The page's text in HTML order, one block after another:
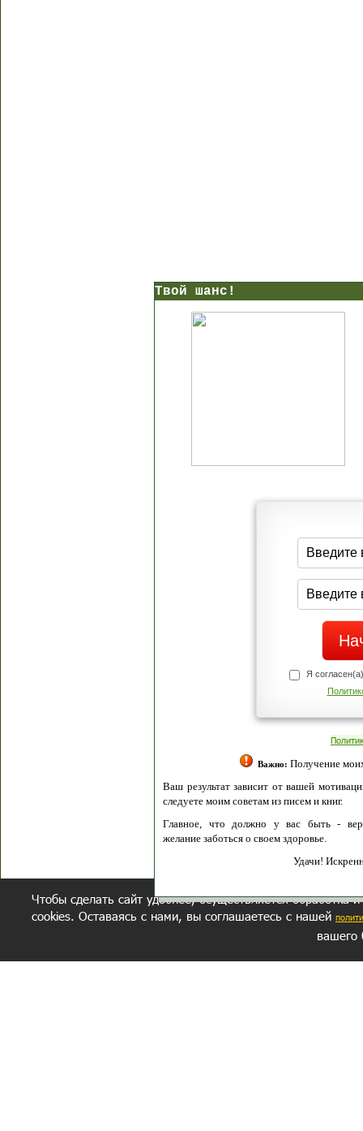
Твой шанс!
Я
Важно: Получение
Ваш результат зависит от вашей
следуете моим советам из писем и книг.
Главное, что должно у вас быть -
желание заботься о своем здоровье.
Удачи!
Чтобы сделать сайт удобнее, осуществляется обработка
cookies. Оставаясь с нами, вы соглашаетесь с нашей
вашего